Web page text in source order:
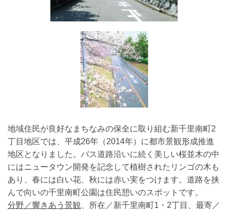
地域住民が良好なまちなみの保全に取り組む新千里南町2
丁目地区では、平成26年（2014年）に都市景観形成推進
地区となりました。バス道路沿いに続く美しい桜並木の中
にはニュータウン開発を記念して植樹されたリンゴの木も
あり、春には白い花、秋には赤い実をつけます。道路を挟
んで向いの千里南町公園は住民憩いのスポットです。
分野／響きあう景観 、所在／新千里南町1・2丁目、最寄／